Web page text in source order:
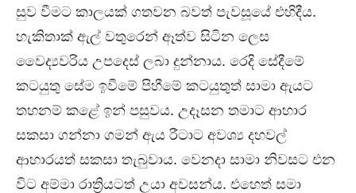
සුව වීමට කාලයක් ගතවන බවත් පැවසූයේ එහිදීය.
හැකිතාක් ඇල් වතුරෙන් ඈත්ව සිටින ලෙස
වෛද්‍යවරිය උපදෙස් ලබා දුන්නාය. රෙදි සේදීමේ
කටයුතු සේම ඉවීමේ පිහීමේ කටයුතුත් සාමා ඇයට
තහනම් කළේ ඉන් පසුවය. උදෑසන තමාට ආහාර
සකසා ගන්නා ගමන් ඇය රීටාට අවශ්‍ය දහවල්
ආහාරයත් සකසා තැබුවාය. වෙනදා සාමා නිවසට එන
විට අම්මා රාත්‍රියටත් උයා අවසන්ය. එහෙත් සමා